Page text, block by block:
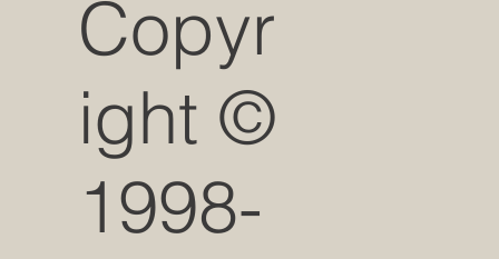
Copyr
ight ©
1998-